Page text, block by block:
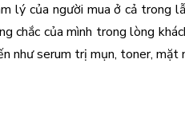
lý của người mua ở cả trong
chắc của mình trong lòng
như serum trị mụn, toner, mặt